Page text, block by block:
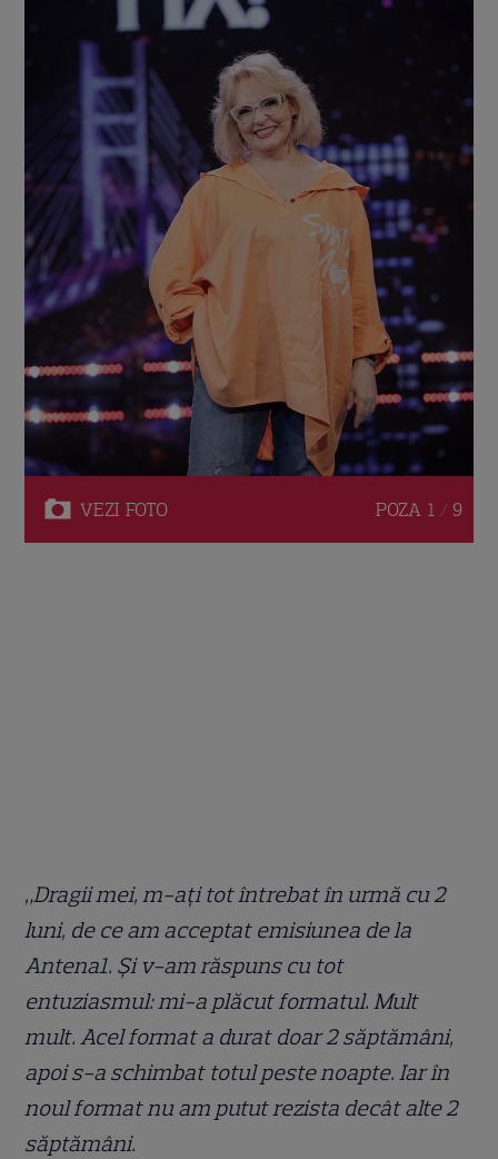
VEZI FOTO POZA 1 / 9
„Dragii mei, m-ați tot întrebat în urmă cu 2
luni, de ce am acceptat emisiunea de la
Antena1. Și v-am răspuns cu tot
entuziasmul: mi-a plăcut formatul. Mult
mult. Acel format a durat doar 2 săptămâni,
apoi s-a schimbat totul peste noapte. Iar în
noul format nu am putut rezista decât alte 2
săptămâni.